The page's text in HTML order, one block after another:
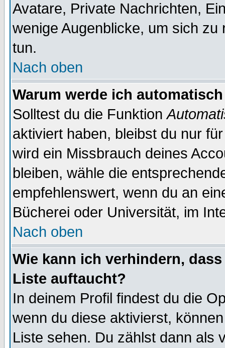
Avatare, Private Nachrichten,
wenige Augenblicke, um sich
tun.
Nach oben
Warum werde ich
Solltest du die Funktion
aktiviert haben, bleibst du nur
wird ein Missbrauch deines
bleiben, wähle die
empfehlenswert, wenn du an
Bücherei oder Universität, im
Nach oben
Wie kann ich verhindern,
Liste auftaucht?
In deinem Profil findest du die
wenn du diese aktivierst,
Liste sehen. Du zählst dann als